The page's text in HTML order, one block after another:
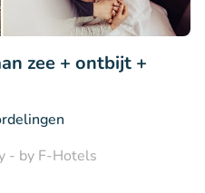
zee + ontbijt +
- by F-Hotels